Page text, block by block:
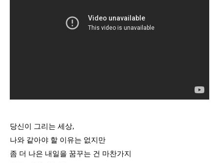
당신이 그리는 세상,
나와 같아야 할 이유는 없지만
좀 더 나은 내일을 꿈꾸는 건 마찬가지